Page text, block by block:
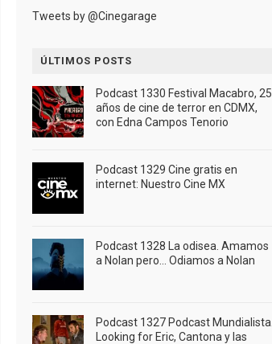
Tweets by @Cinegarage
ÚLTIMOS POSTS
Podcast 1330 Festival Macabro, 25
años de cine de terror en CDMX,
con Edna Campos Tenorio
Podcast 1329 Cine gratis en
internet: Nuestro Cine MX
Podcast 1328 La odisea. Amamos
a Nolan pero… Odiamos a Nolan
Podcast 1327 Podcast Mundialista.
Looking for Eric, Cantona y las